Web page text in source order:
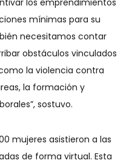
los emprendimientos
mínimas para su
necesitamos contar
obstáculos vinculados
la violencia contra
la formación y
sostuvo.
mujeres asistieron a las
de forma virtual. Esta